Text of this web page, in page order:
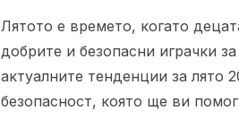
Лятото е времето, когато
добрите и безопасни играчки
актуалните тенденции за лято
безопасност, която ще ви